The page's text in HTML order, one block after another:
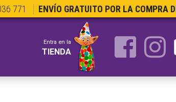
771 ENVÍO GRATUITO POR LA COMPRA
Entra en la
TIENDA